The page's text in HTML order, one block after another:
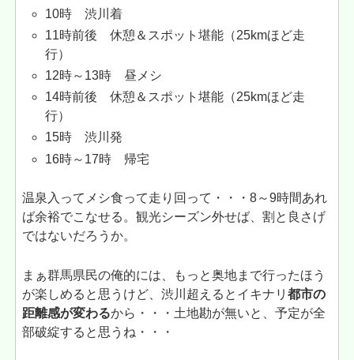
10時 渋川着
11時前後 休憩＆スポット堪能（25kmほど走
行）
12時～13時 昼メシ
14時前後 休憩＆スポット堪能（25kmほど走
行）
15時 渋川発
16時～17時 帰宅
温泉入ってメシ食って走り回って・・・8～9時間あれ
ば余裕でこなせる。観光シーズン外せば、割と良さげ
ではないだろうか。
まぁ群馬県民の俺的には、もっと奥地まで行ったほう
が楽しめると思うけど、渋川超えるとイキナリ都市の
距離感が変わるから・・・土地勘が無いと、予定が全
部破綻すると思うね・・・